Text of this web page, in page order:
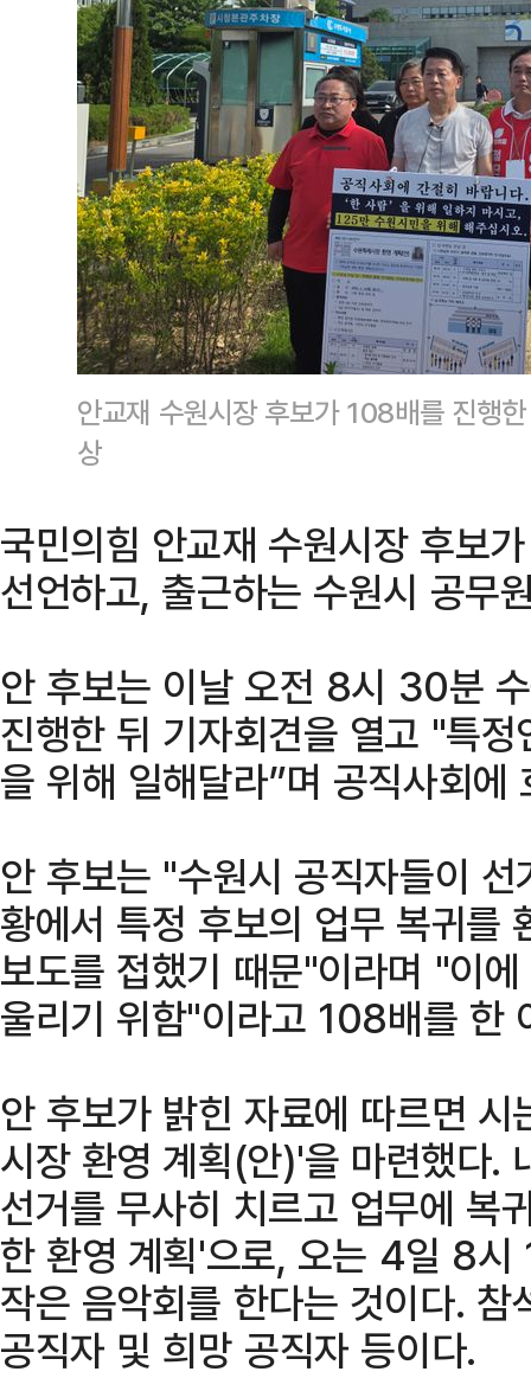
안교재 수원시장 후보가 108배를 진행
상
국민의힘 안교재 수원시장 후보
선언하고, 출근하는 수원시 공무
안 후보는 이날 오전 8시 30분
진행한 뒤 기자회견을 열고 "특
을 위해 일해달라”며 공직사회에
안 후보는 "수원시 공직자들이
황에서 특정 후보의 업무 복귀를
보도를 접했기 때문"이라며 "이
울리기 위함"이라고 108배를 한
안 후보가 밝힌 자료에 따르면
시장 환영 계획(안)'을 마련했다.
선거를 무사히 치르고 업무에 복
한 환영 계획'으로, 오는 4일 8시
작은 음악회를 한다는 것이다.
공직자 및 희망 공직자 등이다.